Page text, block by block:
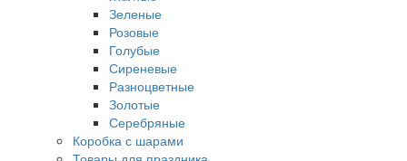
Зеленые
Розовые
Голубые
Сиреневые
Разноцветные
Золотые
Серебряные
Коробка с шарами